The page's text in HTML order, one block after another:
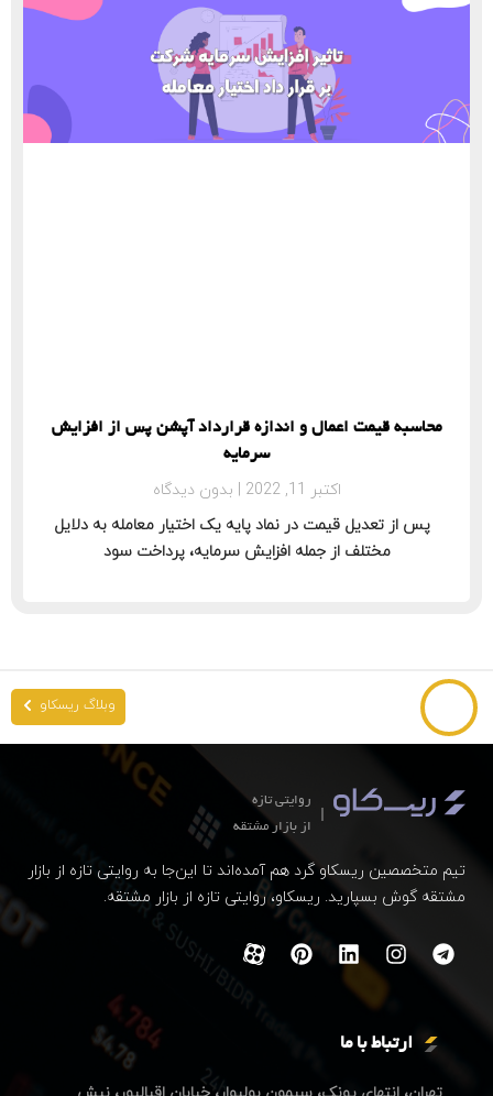
محاسبه قیمت اعمال و اندازه قرارداد آپشن پس از افزایش
سرمایه
اکتبر 11, 2022
بدون دیدگاه
پس از تعدیل قیمت در نماد پایه یک اختیار معامله به دلایل
مختلف از جمله افزایش سرمایه، پرداخت سود
وبلاگ ریسکاو
روایتی تازه
از بازار مشتقه
تیم متخصصین ریسکاو گرد هم آمده‌اند تا این‌جا به روایتی تازه از بازار
مشتقه گوش بسپارید. ریسکاو، روایتی تازه از بازار مشتقه.
ارتباط با ما